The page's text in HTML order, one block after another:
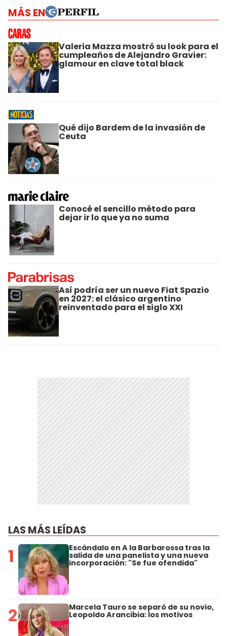
MÁS EN
Valeria Mazza mostró su look para el
cumpleaños de Alejandro Gravier:
glamour en clave total black
Qué dijo Bardem de la invasión de
Ceuta
Conocé el sencillo método para
dejar ir lo que ya no suma
Así podría ser un nuevo Fiat Spazio
en 2027: el clásico argentino
reinventado para el siglo XXI
LAS MÁS LEÍDAS
1 Escándalo en A la Barbarossa tras la
salida de una panelista y una nueva
incorporación: "Se fue ofendida"
2 Marcela Tauro se separó de su novio,
Leopoldo Arancibia: los motivos